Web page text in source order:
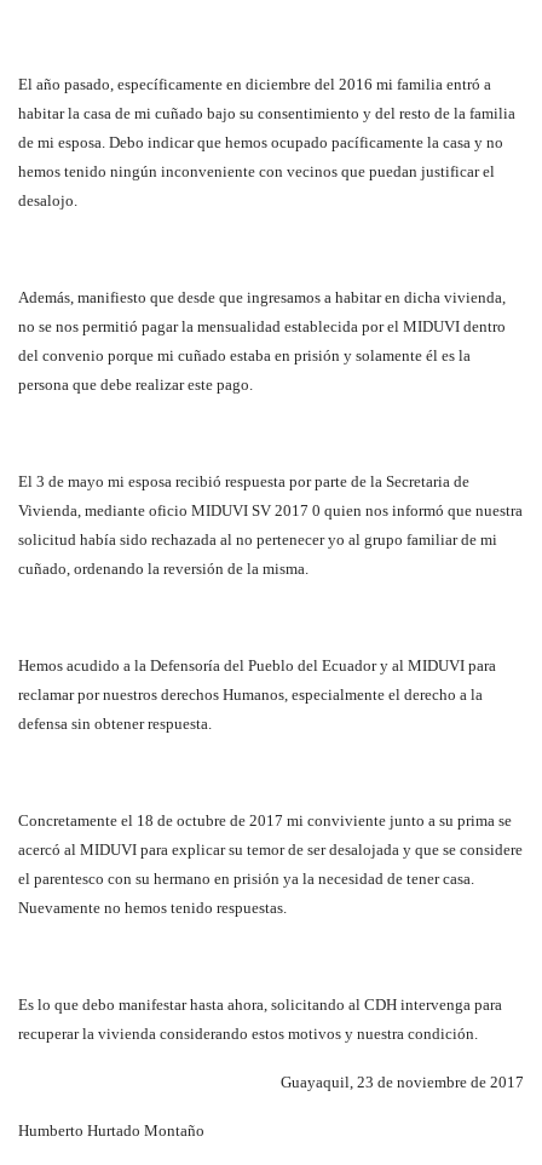
El año pasado, específicamente en diciembre del 2016 mi familia entró a
habitar la casa de mi cuñado bajo su consentimiento y del resto de la familia
de mi esposa. Debo indicar que hemos ocupado pacíficamente la casa y no
hemos tenido ningún inconveniente con vecinos que puedan justificar el
desalojo.
Además, manifiesto que desde que ingresamos a habitar en dicha vivienda,
no se nos permitió pagar la mensualidad establecida por el MIDUVI dentro
del convenio porque mi cuñado estaba en prisión y solamente él es la
persona que debe realizar este pago.
El 3 de mayo mi esposa recibió respuesta por parte de la Secretaria de
Vivienda, mediante oficio MIDUVI SV 2017 0 quien nos informó que nuestra
solicitud había sido rechazada al no pertenecer yo al grupo familiar de mi
cuñado, ordenando la reversión de la misma.
Hemos acudido a la Defensoría del Pueblo del Ecuador y al MIDUVI para
reclamar por nuestros derechos Humanos, especialmente el derecho a la
defensa sin obtener respuesta.
Concretamente el 18 de octubre de 2017 mi conviviente junto a su prima se
acercó al MIDUVI para explicar su temor de ser desalojada y que se considere
el parentesco con su hermano en prisión ya la necesidad de tener casa.
Nuevamente no hemos tenido respuestas.
Es lo que debo manifestar hasta ahora, solicitando al CDH intervenga para
recuperar la vivienda considerando estos motivos y nuestra condición.
Guayaquil, 23 de noviembre de 2017
Humberto Hurtado Montaño